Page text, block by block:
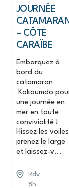
JOURNÉE
CATAMARAN
– CÔTE
CARAÏBE
Embarquez à
bord du
catamaran
Kokoumdo
une journée en
mer en toute
convivialité !
Hissez les
prenez le large
et laissez-v...
Rdv
8h